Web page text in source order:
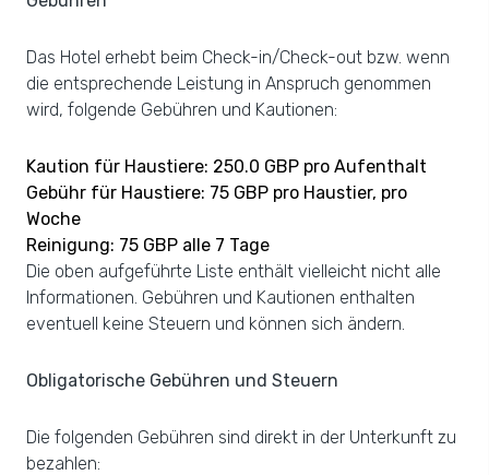
Das Hotel erhebt beim Check-in/Check-out bzw. wenn
die entsprechende Leistung in Anspruch genommen
wird, folgende Gebühren und Kautionen:
Kaution für Haustiere: 250.0 GBP pro Aufenthalt
Gebühr für Haustiere: 75 GBP pro Haustier, pro
Woche
Reinigung: 75 GBP alle 7 Tage
Die oben aufgeführte Liste enthält vielleicht nicht alle
Informationen. Gebühren und Kautionen enthalten
eventuell keine Steuern und können sich ändern.
Obligatorische Gebühren und Steuern
Die folgenden Gebühren sind direkt in der Unterkunft zu
bezahlen: